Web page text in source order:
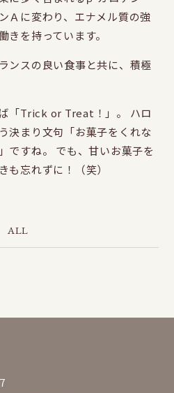
Ａに変わり、エナメル質の強
を持っています。
ンスの良い食事と共に、積極
「Trick or Treat！」。 ハロ
決まり文句「お菓子をくれな
ですね。 でも、甘いお菓子を
も忘れずに！（笑）
ALL